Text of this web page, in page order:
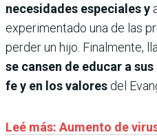
necesidades especiales y
experimentado una de las
perder un hijo. Finalmente,
se cansen de educar a
fe y en los valores del
Leé más: Aumento de